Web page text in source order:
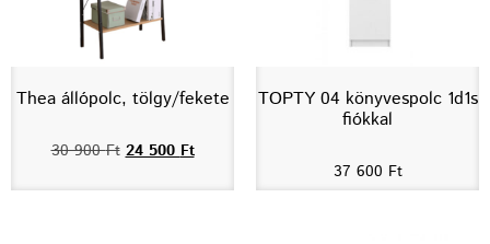
Thea állópolc, tölgy/fekete
30 900Ft 24 500 Ft
TOPTY 04 könyvespolc 1d1s
fiókkal
37 600 Ft